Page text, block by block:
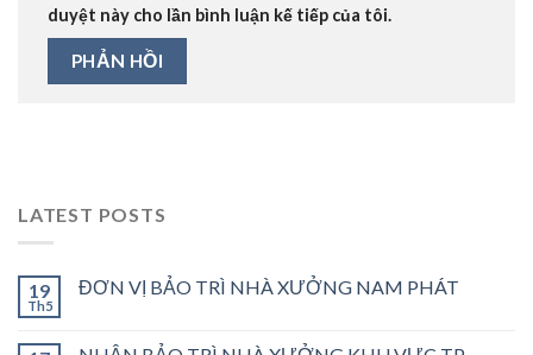
duyệt này cho lần bình luận kế tiếp của tôi.
LATEST POSTS
19
Th5
ĐƠN VỊ BẢO TRÌ NHÀ XƯỞNG NAM PHÁT